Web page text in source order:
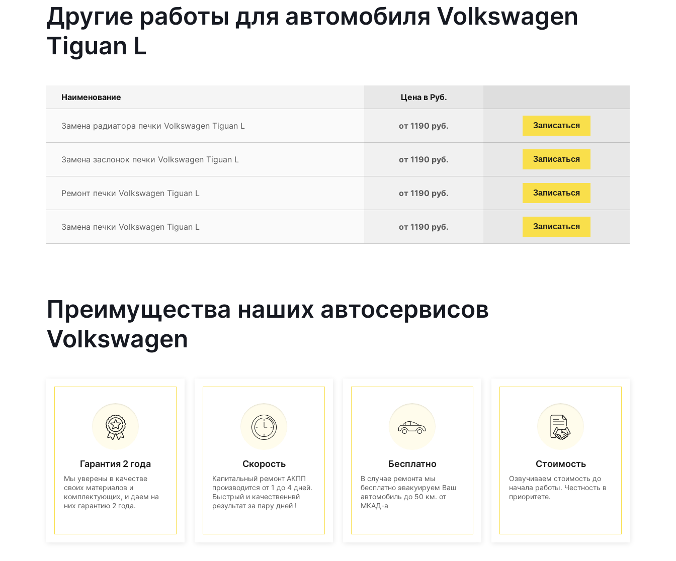
Другие работы для автомобиля Volkswagen
Tiguan L
Наименование Цена в Руб.
Замена радиатора печки Volkswagen Tiguan L от 1190 руб. Записаться
Замена заслонок печки Volkswagen Tiguan L от 1190 руб. Записаться
Ремонт печки Volkswagen Tiguan L от 1190 руб. Записаться
Замена печки Volkswagen Tiguan L от 1190 руб. Записаться
Преимущества наших автосервисов
Volkswagen
Гарантия 2 года
Мы уверены в качестве
своих материалов и
комплектующих, и даем на
них гарантию 2 года.
Скорость
Капитальный ремонт АКПП
производится от 1 до 4 дней.
Быстрый и качественнвй
результат за пару дней !
Бесплатно
В случае ремонта мы
бесплатно эвакуируем Ваш
автомобиль до 50 км. от
МКАД-а
Стоимость
Озвучиваем стоимость до
начала работы. Честность в
приоритете.